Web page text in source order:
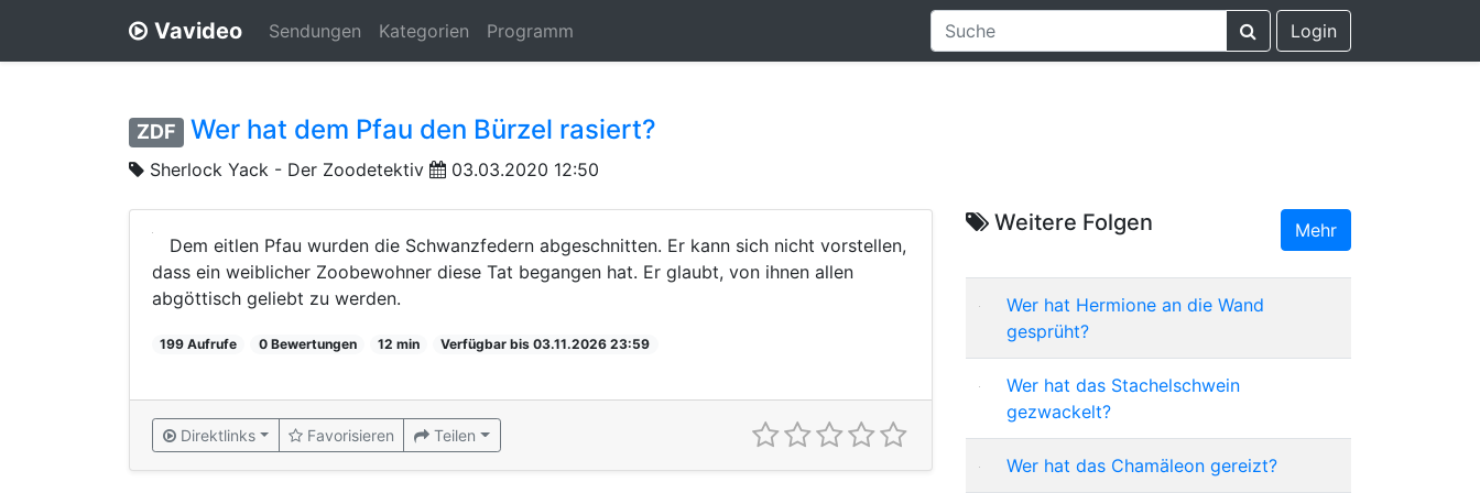
Vavideo Sendungen Kategorien Programm Login
ZDF Wer hat dem Pfau den Bürzel rasiert?
Sherlock Yack - Der Zoodetektiv 03.03.2020 12:50
Dem eitlen Pfau wurden die Schwanzfedern abgeschnitten. Er kann sich nicht vorstellen,
dass ein weiblicher Zoobewohner diese Tat begangen hat. Er glaubt, von ihnen allen
abgöttisch geliebt zu werden.
199 Aufrufe 0 Bewertungen 12 min Verfügbar bis 03.11.2026 23:59
Direktlinks Favorisieren Teilen
Weitere Folgen Mehr
Wer hat Hermione an die Wand
gesprüht?
Wer hat das Stachelschwein
gezwackelt?
Wer hat das Chamäleon gereizt?